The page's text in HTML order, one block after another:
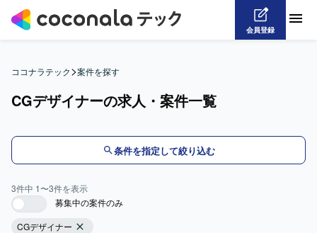
会員登録
ココナラテック>案件を探す
CGデザイナーの求人・案件一覧
条件を指定して絞り込む
3件中 1〜3件を表示
募集中の案件のみ
CGデザイナー